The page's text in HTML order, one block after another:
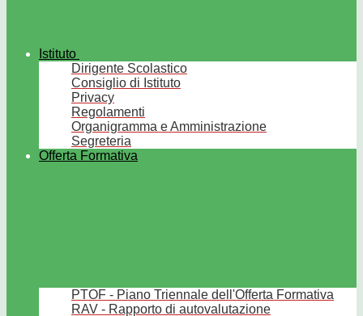
Istituto
Dirigente Scolastico
Consiglio di Istituto
Privacy
Regolamenti
Organigramma e Amministrazione
Segreteria
Offerta Formativa
PTOF - Piano Triennale dell'Offerta Formativa
RAV - Rapporto di autovalutazione